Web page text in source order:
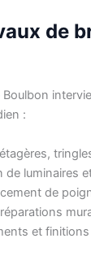
de
:
de luminaires
de
et finitions